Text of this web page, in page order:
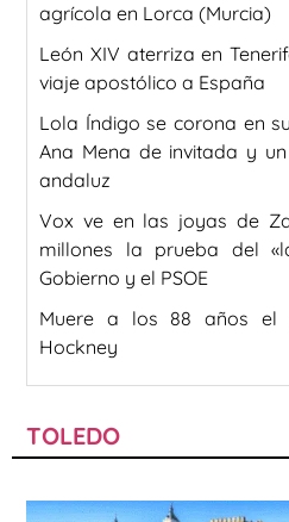
agrícola en Lorca (Murcia)
León XIV aterriza en
viaje apostólico a España
Lola Índigo se corona en
Ana Mena de invitada y
andaluz
Vox ve en las joyas de
millones la prueba del
Gobierno y el PSOE
Muere a los 88 años el
Hockney
TOLEDO